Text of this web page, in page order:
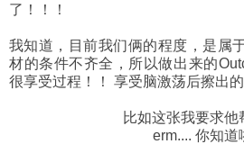
了！！！
我知道，目前我们俩的程度，是属
材的条件不齐全，所以做出来的
很享受过程！！ 享受脑激荡后擦出
比如这张我要求他
erm.... 你知道